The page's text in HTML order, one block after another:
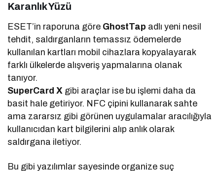
Karanlık Yüzü
ESET’in raporuna göre GhostTap adlı yeni nesil
tehdit, saldırganların temassız ödemelerde
kullanılan kartları mobil cihazlara kopyalayarak
farklı ülkelerde alışveriş yapmalarına olanak
tanıyor.
SuperCard X gibi araçlar ise bu işlemi daha da
basit hale getiriyor. NFC çipini kullanarak sahte
ama zararsız gibi görünen uygulamalar aracılığıyla
kullanıcıdan kart bilgilerini alıp anlık olarak
saldırgana iletiyor.
Bu gibi yazılımlar sayesinde organize suç